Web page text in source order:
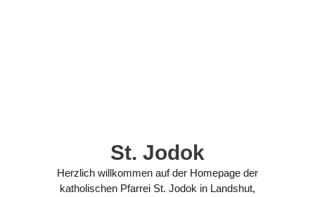
St. Jodok
Herzlich willkommen auf der Homepage der
katholischen Pfarrei St. Jodok in Landshut,